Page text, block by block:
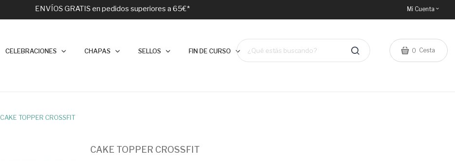
Mi Cuenta
ENVÍOS GRATIS en pedidos superiores a 65€*
CELEBRACIONES CHAPAS SELLOS FIN DE CURSO Cesta
0
CAKE TOPPER CROSSFIT
CAKE TOPPER CROSSFIT